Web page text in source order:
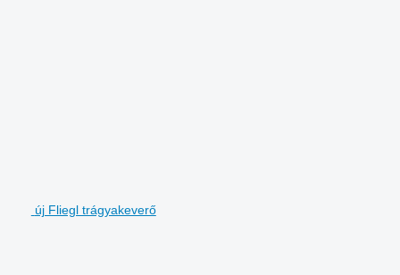
új Fliegl trágyakeverő